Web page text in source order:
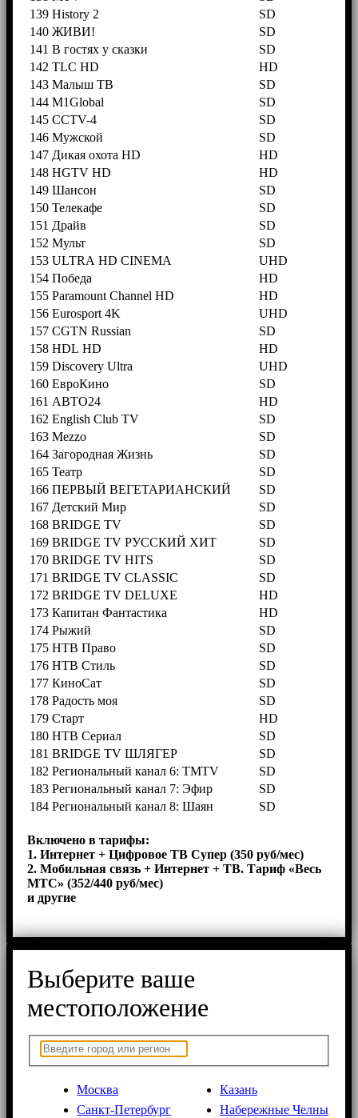
139 History 2
SD
140 ЖИВИ!
SD
141 В гостях у сказки
SD
142 TLC HD
HD
143 Малыш ТВ
SD
144 M1Global
SD
145 CCTV-4
SD
146 Мужской
SD
147 Дикая охота HD
HD
148 HGTV HD
HD
149 Шансон
SD
150 Телекафе
SD
151 Драйв
SD
152 Мульт
SD
153 ULTRA HD CINEMA
UHD
154 Победа
HD
155 Paramount Channel HD
HD
156 Eurosport 4K
UHD
157 CGTN Russian
SD
158 HDL HD
HD
159 Discovery Ultra
UHD
160 ЕвроКино
SD
161 АВТО24
HD
162 English Club TV
SD
163 Mezzo
SD
164 Загородная Жизнь
SD
165 Театр
SD
166 ПЕРВЫЙ ВЕГЕТАРИАНСКИЙ
SD
167 Детский Мир
SD
168 BRIDGE TV
SD
169 BRIDGE TV РУССКИЙ ХИТ
SD
170 BRIDGE TV HITS
SD
171 BRIDGE TV CLASSIC
SD
172 BRIDGE TV DELUXE
HD
173 Капитан Фантастика
HD
174 Рыжий
SD
175 НТВ Право
SD
176 НТВ Стиль
SD
177 КиноСат
SD
178 Радость моя
SD
179 Старт
HD
180 НТВ Сериал
SD
181 BRIDGE TV ШЛЯГЕР
SD
182 Региональный канал 6: TMTV
SD
183 Региональный канал 7: Эфир
SD
184 Региональный канал 8: Шаян SD
Включено в тарифы:
1. Интернет + Цифровое ТВ Супер (350 руб/мес)
2. Мобильная связь + Интернет + ТВ. Тариф «Весь
МТС» (352/440 руб/мес)
и другие
Выберите ваше
местоположение
Москва
Санкт-Петербург
Казань
Набережные Челны